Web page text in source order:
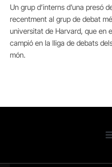
Un grup d’interns d’una presó
recentment al grup de debat
universitat de Harvard, que en
campió en la lliga de debats
món.